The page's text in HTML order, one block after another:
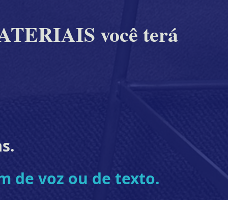
você terá
de voz ou de texto.